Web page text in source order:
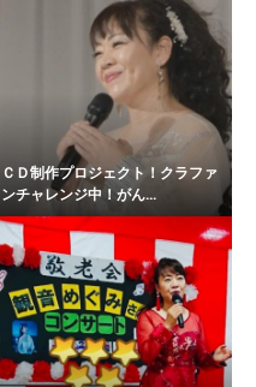
ＣＤ制作プロジェクト！クラファ
ンチャレンジ中！がん...